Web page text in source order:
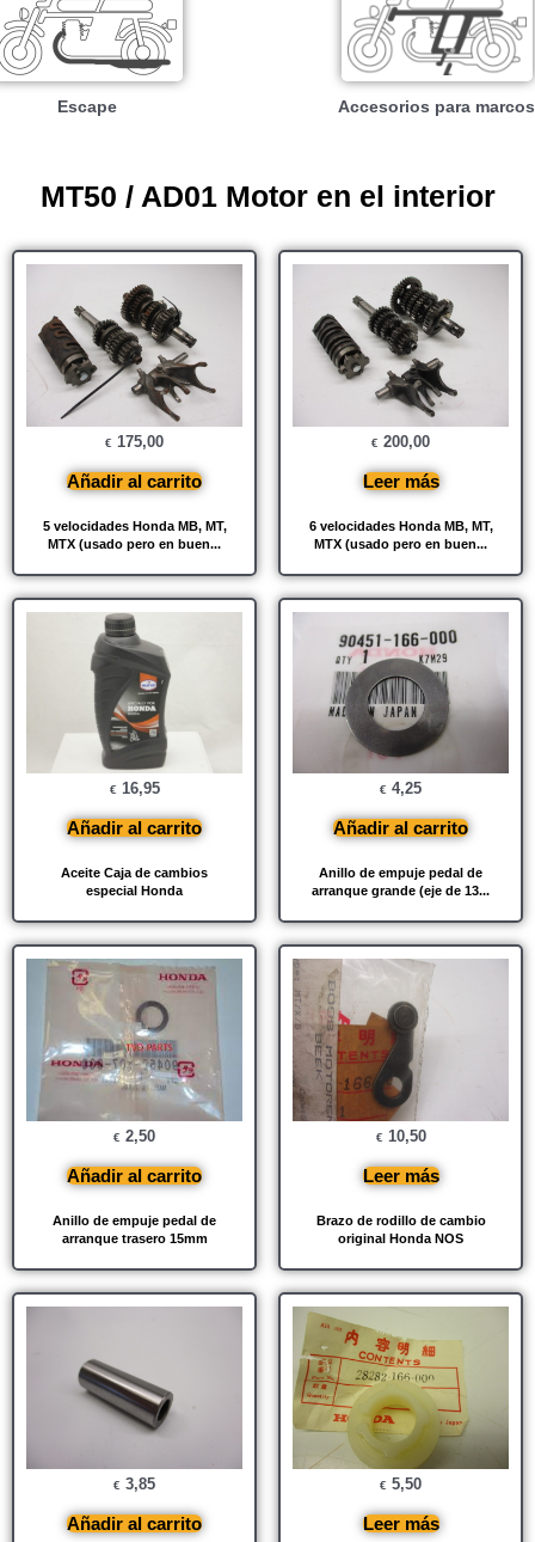
Escape Accesorios para marcos
MT50 / AD01 Motor en el interior
5 velocidades Honda MB, MT,
MTX (usado pero en buen...
€ 175,00
Añadir al carrito
6 velocidades Honda MB, MT,
MTX (usado pero en buen...
€ 200,00
Leer más
Aceite Caja de cambios
especial Honda
€ 16,95
Añadir al carrito
Anillo de empuje pedal de
arranque grande (eje de 13...
€ 4,25
Añadir al carrito
Anillo de empuje pedal de
arranque trasero 15mm
€ 2,50
Añadir al carrito
Brazo de rodillo de cambio
original Honda NOS
€ 10,50
Leer más
€ 3,85
Añadir al carrito
€ 5,50
Leer más